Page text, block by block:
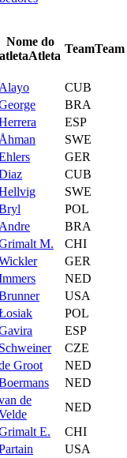
Nome do
atletaAtleta
TeamTeam
Alayo CUB
BRA
ESP
Åhman SWE
GER
CUB
SWE
POL
Andre BRA
M. CHI
GER
NED
USA
POL
ESP
Schweiner CZE
Groot NED
NED
de
NED
E. CHI
USA